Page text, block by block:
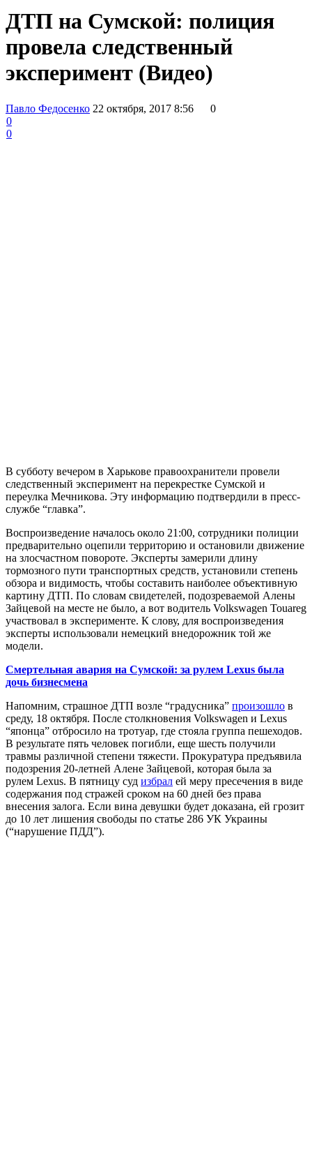
ДТП на Сумской: полиция
провела следственный
эксперимент (Видео)
Павло Федосенко 22 октября, 2017 8:56
0
0
0
В субботу вечером в Харькове правоохранители провели
следственный эксперимент на перекрестке Сумской и
переулка Мечникова. Эту информацию подтвердили в пресс-
службе “главка”.
Воспроизведение началось около 21:00, сотрудники полиции
предварительно оцепили территорию и остановили движение
на злосчастном повороте. Эксперты замерили длину
тормозного пути транспортных средств, установили степень
обзора и видимость, чтобы составить наиболее объективную
картину ДТП. По словам свидетелей, подозреваемой Алены
Зайцевой на месте не было, а вот водитель Volkswagen Touareg
участвовал в эксперименте. К слову, для воспроизведения
эксперты использовали немецкий внедорожник той же
модели.
Смертельная авария на Сумской: за рулем Lexus была
дочь бизнесмена
Напомним, страшное ДТП возле “градусника” произошло в
среду, 18 октября. После столкновения Volkswagen и Lexus
“японца” отбросило на тротуар, где стояла группа пешеходов.
В результате пять человек погибли, еще шесть получили
травмы различной степени тяжести. Прокуратура предъявила
подозрения 20-летней Алене Зайцевой, которая была за
рулем Lexus. В пятницу суд избрал ей меру пресечения в виде
содержания под стражей сроком на 60 дней без права
внесения залога. Если вина девушки будет доказана, ей грозит
до 10 лет лишения свободы по статье 286 УК Украины
(“нарушение ПДД”).